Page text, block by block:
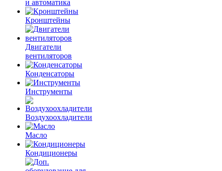
и автоматика
Кронштейны
Двигатели
вентиляторов
Конденсаторы
Инструменты
Воздухоохладители
Масло
Кондиционеры